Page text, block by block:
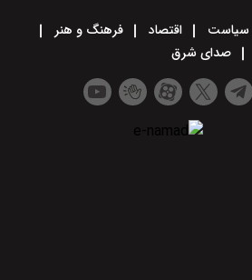
سیاست اقتصاد
فرهنگ و هنر
صدای شرق